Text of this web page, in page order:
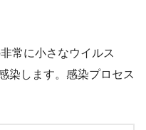
常に小さなウイルス
染します。感染プロセス